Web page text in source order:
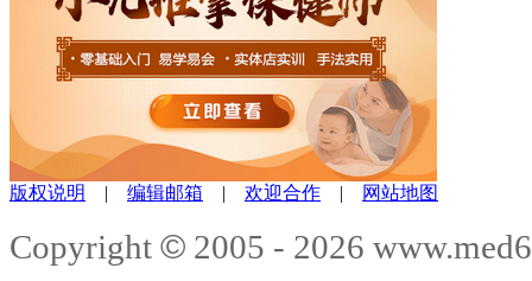
版权说明 | 编辑邮箱 | 欢迎合作 | 网站地图
Copyright © 2005 - 2026